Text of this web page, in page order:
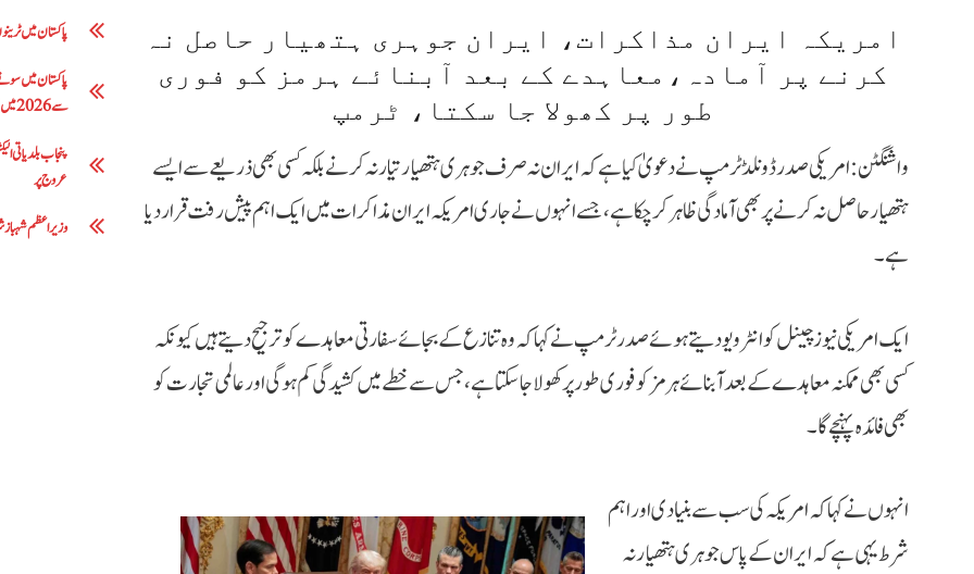
امریکہ ایران مذاکرات، ایران جوہری ہتھیار حاصل نہ
کرنے پر آمادہ،معاہدے کے بعد آبنائے ہرمز کو فوری
طور پر کھولا جا سکتا، ٹرمپ
واشنگٹن: امریکی صدر ڈونلڈ ٹرمپ نے دعویٰ کیا ہے کہ ایران نہ صرف جوہری ہتھیار تیار نہ کرنے بلکہ کسی بھی ذریعے سے ایسے
ہتھیار حاصل نہ کرنے پر بھی آمادگی ظاہر کر چکا ہے، جسے انہوں نے جاری امریکہ ایران مذاکرات میں ایک اہم پیش رفت قرار دیا
ہے۔
ایک امریکی نیوز چینل کو انٹرویو دیتے ہوئے صدر ٹرمپ نے کہا کہ وہ تنازع کے بجائے سفارتی معاہدے کو ترجیح دیتے ہیں کیونکہ
کسی بھی ممکنہ معاہدے کے بعد آبنائے ہرمز کو فوری طور پر کھولا جا سکتا ہے، جس سے خطے میں کشیدگی کم ہوگی اور عالمی تجارت کو
بھی فائدہ پہنچے گا۔
انہوں نے کہا کہ امریکہ کی سب سے بنیادی اور اہم
شرط یہی ہے کہ ایران کے پاس جوہری ہتھیار نہ
پاکستان میں
سے 2026 میں 5 لاکھ 63 ہزار روپے تک
عروج پر
وزیراعظم